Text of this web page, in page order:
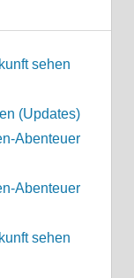
sehen
(Updates)
Abenteuer
Abenteuer
sehen